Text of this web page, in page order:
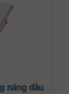
nâng đầu